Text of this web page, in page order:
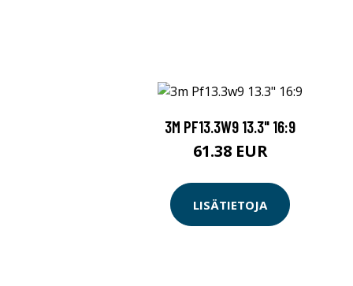
3M PF13.3W9 13.3" 16:9
61.38 EUR
LISÄTIETOJA